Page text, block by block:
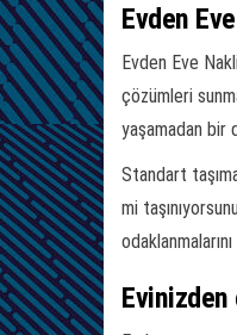
Evden
Evden Eve
çözümleri
yaşamadan bir
Standart
mi
Evinizden